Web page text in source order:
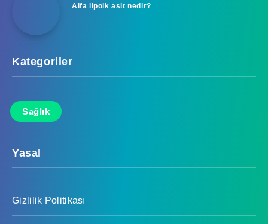
Alfa lipoik asit nedir?
Kategoriler
Sağlık
Yasal
Gizlilik Politikası